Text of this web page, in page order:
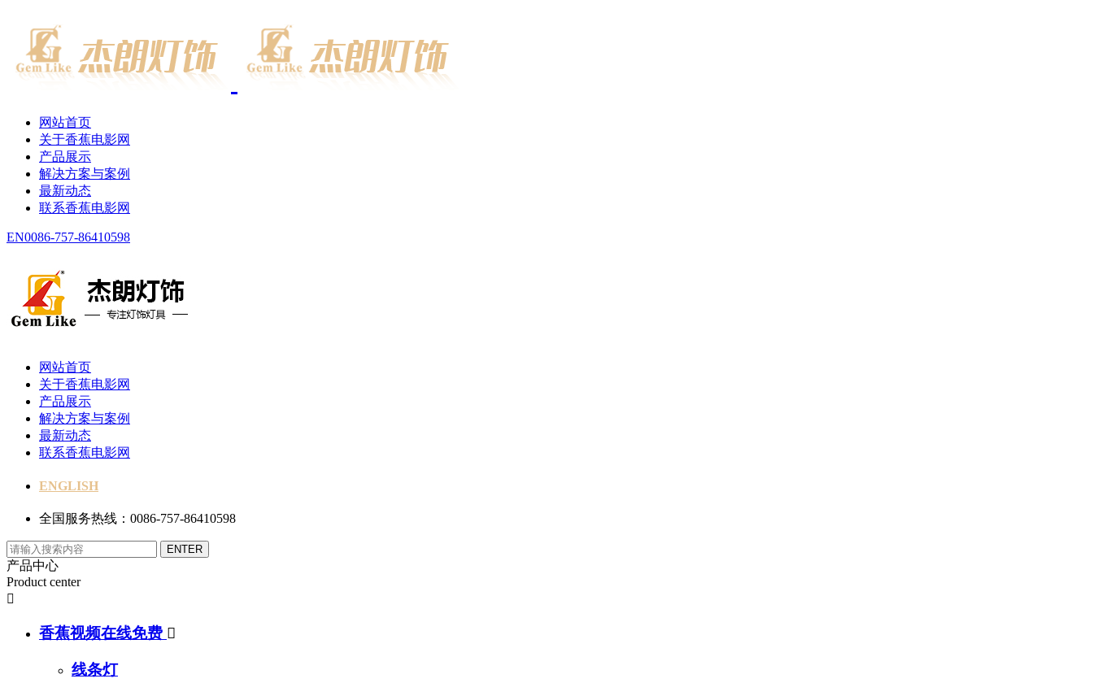
网站首页
关于香蕉电影网
产品展示
解决方案与案例
最新动态
联系香蕉电影网
EN0086-757-86410598
网站首页
关于香蕉电影网
产品展示
解决方案与案例
最新动态
联系香蕉电影网
ENGLISH
全国服务热线：0086-757-86410598
产品中心
Product center

香蕉视频在线免费 
线条灯